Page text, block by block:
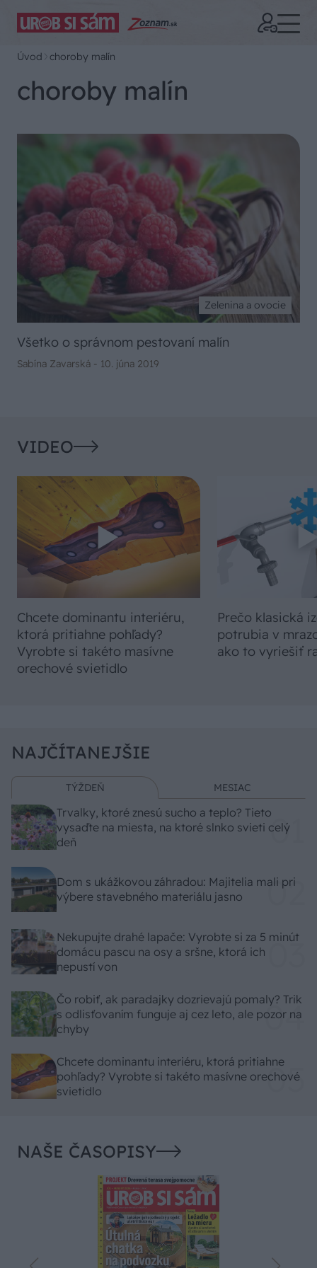
Úvod choroby malín
choroby malín
Zelenina a ovocie
Všetko o správnom pestovaní malín
Sabína Zavarská - 10. júna 2019
VIDEO
Chcete dominantu interiéru,
ktorá pritiahne pohľady?
Vyrobte si takéto masívne
orechové svietidlo
Prečo klasická
potrubia v
ako to vyriešiť
NAJČÍTANEJŠIE
TÝŽDEŇ MESIAC
Trvalky, ktoré znesú sucho a teplo? Tieto
vysaďte na miesta, na ktoré slnko svieti celý
deň
Dom s ukážkovou záhradou: Majitelia mali pri
výbere stavebného materiálu jasno
Nekupujte drahé lapače: Vyrobte si za 5 minút
domácu pascu na osy a sršne, ktorá ich
nepustí von
Čo robiť, ak paradajky dozrievajú pomaly? Trik
s odlisťovaním funguje aj cez leto, ale pozor na
chyby
Chcete dominantu interiéru, ktorá pritiahne
pohľady? Vyrobte si takéto masívne orechové
svietidlo
NAŠE ČASOPISY